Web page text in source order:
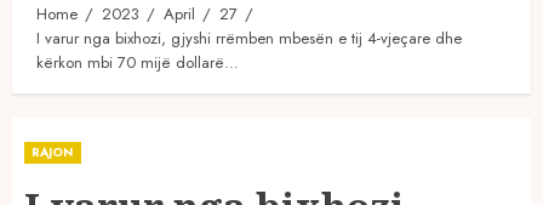
Home 2023 April
27
I varur nga bixhozi, gjyshi rrëmben mbesën e tij 4-vjeçare dhe
kërkon mbi 70 mijë dollarë…
RAJON